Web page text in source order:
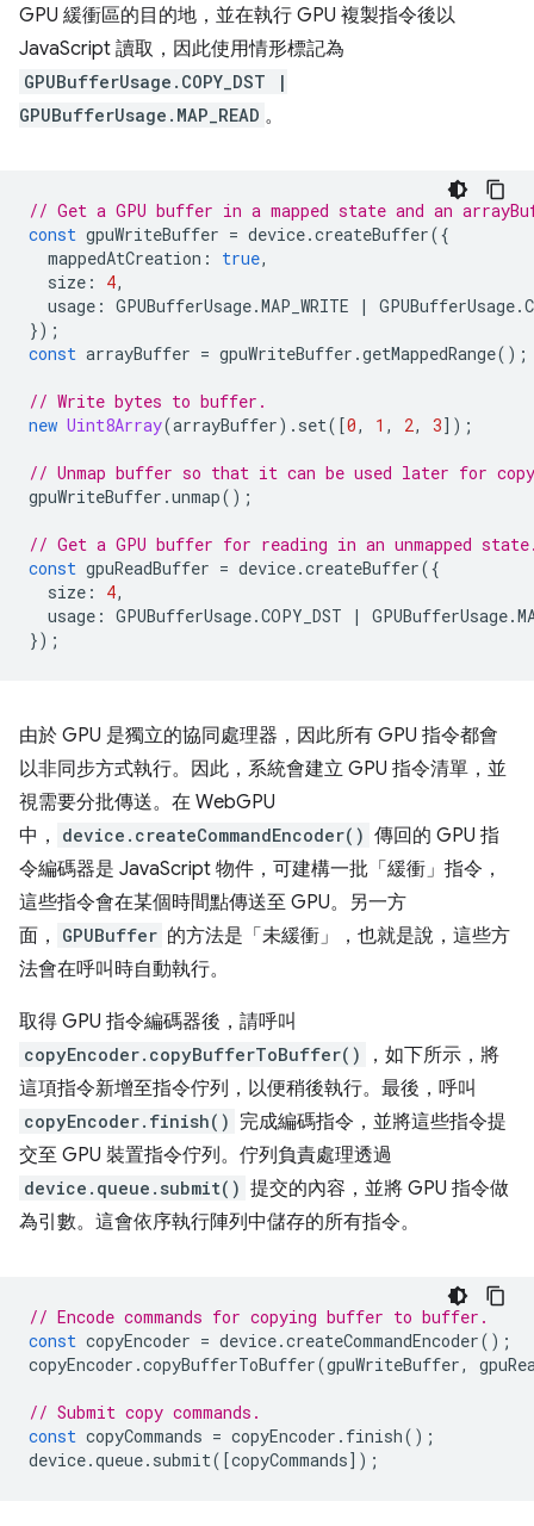
GPU 緩衝區的目的地，並在執行 GPU 複製指令後以
JavaScript 讀取，因此使用情形標記為
GPUBufferUsage.COPY_DST |
GPUBufferUsage.MAP_READ 。
// Get a GPU buffer in a mapped state and an
const gpuWriteBuffer = device.createBuffer({
mappedAtCreation : true,
size : 4,
usage : GPUBufferUsage.MAP_WRITE | GPUBufferUsage.
});
const arrayBuffer = gpuWriteBuffer .getMappedRange();
// Write bytes to buffer.
new Uint8Array(arrayBuffer). set([0, 1 , 2, 3]);
// Unmap buffer so that it can be used later for
gpuWriteBuffer .unmap();
// Get a GPU buffer for reading in an unmapped
const gpuReadBuffer = device.createBuffer({
size : 4,
usage : GPUBufferUsage.COPY_DST | GPUBufferUsage.
});
由於 GPU 是獨立的協同處理器，因此所有 GPU 指令都會
以非同步方式執行。因此，系統會建立 GPU 指令清單，並
視需要分批傳送。在 WebGPU
中，
device.createCommandEncoder() 傳回的 GPU 指
令編碼器是 JavaScript 物件，可建構一批「緩衝」指令，
這些指令會在某個時間點傳送至 GPU。另一方
面，
GPUBuffer 的方法是「未緩衝」，也就是說，這些方
法會在呼叫時自動執行。
取得 GPU 指令編碼器後，請呼叫
copyEncoder.copyBufferToBuffer()
，如下所示，將
這項指令新增至指令佇列，以便稍後執行。最後，呼叫
copyEncoder.finish() 完成編碼指令，並將這些指令提
交至 GPU 裝置指令佇列。佇列負責處理透過
device.queue.submit() 提交的內容，並將 GPU 指令做
為引數。這會依序執行陣列中儲存的所有指令。
// Encode commands for copying buffer to buffer.
const copyEncoder = device.createCommandEncoder();
copyEncoder .copyBufferToBuffer(gpuWriteBuffer,
// Submit copy commands.
const copyCommands = copyEncoder . finish();
device.queue. submit([copyCommands]);